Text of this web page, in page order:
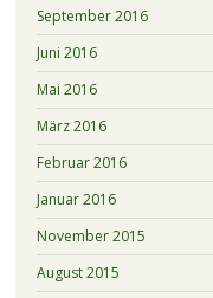
September 2016
Juni 2016
Mai 2016
März 2016
Februar 2016
Januar 2016
November 2015
August 2015